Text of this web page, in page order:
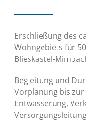
Karriere
Aktuelles
Kontakt
Erschließung des
Wohngebiets für
Blieskastel-
Begleitung und
Vorplanung bis
Entwässerung,